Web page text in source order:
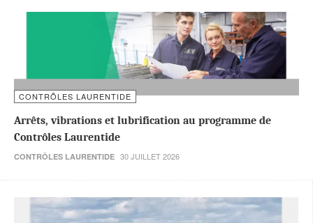
CONTRÔLES LAURENTIDE
Arrêts, vibrations et lubrification au programme de
Contrôles Laurentide
CONTRÔLES LAURENTIDE 30 JUILLET 2026